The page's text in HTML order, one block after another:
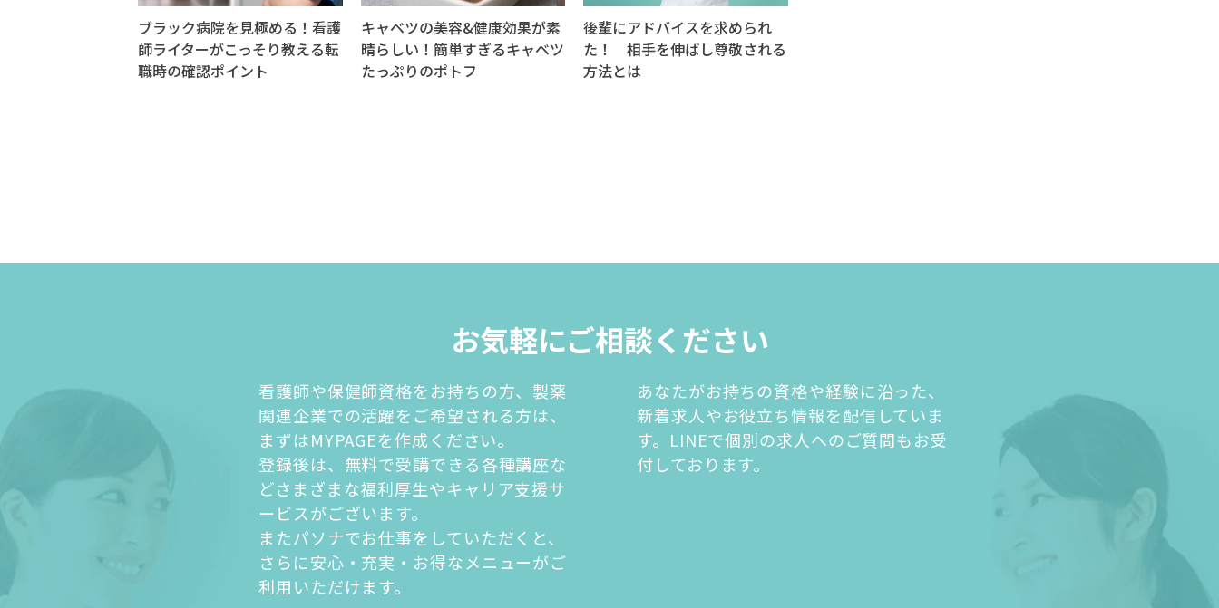
ブラック病院を見極める！看護
師ライターがこっそり教える転
職時の確認ポイント
キャベツの美容&健康効果が素
晴らしい！簡単すぎるキャベツ
たっぷりのポトフ
後輩にアドバイスを求められ
た！ 相手を伸ばし尊敬される
方法とは
お気軽にご相談ください
看護師や保健師資格をお持ちの方、製薬
関連企業での活躍をご希望される方は、
まずはMYPAGEを作成ください。
登録後は、無料で受講できる各種講座な
どさまざまな福利厚生やキャリア支援サ
ービスがございます。
またパソナでお仕事をしていただくと、
さらに安心・充実・お得なメニューがご
利用いただけます。
あなたがお持ちの資格や経験に沿った、
新着求人やお役立ち情報を配信していま
す。LINEで個別の求人へのご質問もお受
付しております。